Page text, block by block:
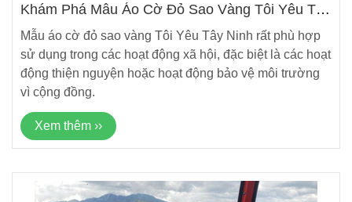
Khám Phá Mẫu Áo Cờ Đỏ Sao Vàng Tôi Yêu Tây
Mẫu áo cờ đỏ sao vàng Tôi Yêu Tây Ninh rất phù hợp
sử dụng trong các hoạt động xã hội, đặc biệt là các hoạt
động thiện nguyện hoặc hoạt động bảo vệ môi trường
vì cộng đồng.
Xem thêm ››